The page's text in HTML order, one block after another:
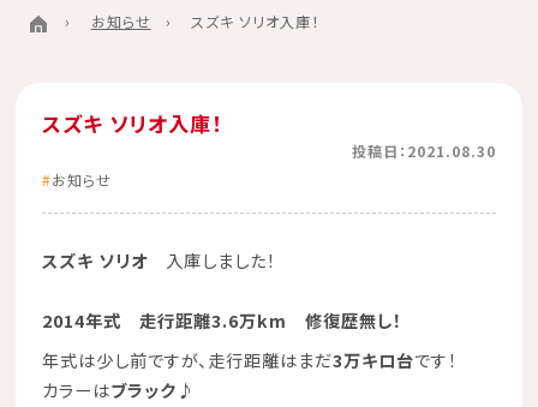
お知らせ スズキ ソリオ入庫！
スズキ ソリオ入庫！
投稿日：2021.08.30
お知らせ
スズキ ソリオ 入庫しました！
2014年式 走行距離3.6万km 修復歴無し！
年式は少し前ですが、走行距離はまだ3万キロ台です！
カラーはブラック♪